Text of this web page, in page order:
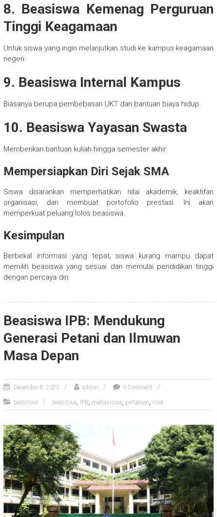
8. Beasiswa Kemenag Perguruan
Tinggi Keagamaan
Untuk siswa yang ingin melanjutkan studi ke kampus keagamaan
negeri.
9. Beasiswa Internal Kampus
Biasanya berupa pembebasan UKT dan bantuan biaya hidup.
10. Beasiswa Yayasan Swasta
Memberikan bantuan kuliah hingga semester akhir.
Mempersiapkan Diri Sejak SMA
Siswa disarankan memperhatikan nilai akademik, keaktifan
organisasi, dan membuat portofolio prestasi. Ini akan
memperkuat peluang lolos beasiswa.
Kesimpulan
Berbekal informasi yang tepat, siswa kurang mampu dapat
memilih beasiswa yang sesuai dan memulai pendidikan tinggi
dengan percaya diri.
Beasiswa IPB: Mendukung
Generasi Petani dan Ilmuwan
Masa Depan
December 8, 2025 admin 0 Comment
beasiswa beasiswa IPB mahasiswa pertanian riset